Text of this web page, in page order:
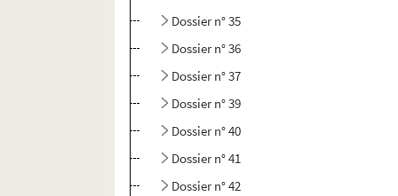
Dossier n° 35
Dossier n° 36
Dossier n° 37
Dossier n° 39
Dossier n° 40
Dossier n° 41
Dossier n° 42